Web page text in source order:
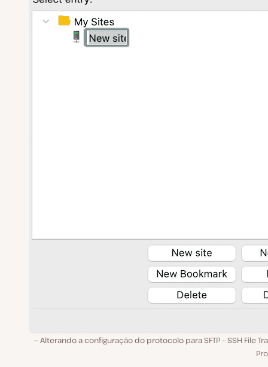
Alterando a configuração do protocolo para SFTP – SSH File